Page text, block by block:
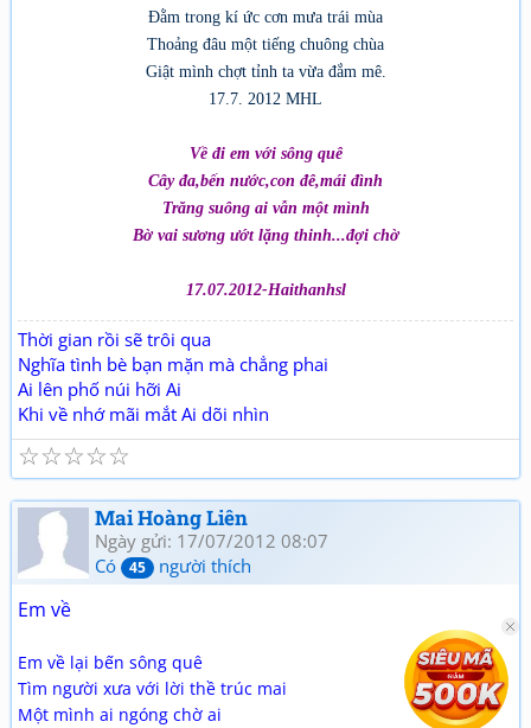
Đằm trong kí ức cơn mưa trái mùa
Thoảng đâu một tiếng chuông chùa
Giật mình chợt tỉnh ta vừa đắm mê.
17.7. 2012 MHL
Về đi em với sông quê
Cây đa,bến nước,con đê,mái đình
Trăng suông ai vẫn một mình
Bờ vai sương ướt lặng thinh...đợi chờ
17.07.2012-Haithanhsl
Thời gian rồi sẽ trôi qua
Nghĩa tình bè bạn mặn mà chẳng phai
Ai lên phố núi hỡi Ai
Khi về nhớ mãi mắt Ai dõi nhìn
☆
☆
☆
☆
☆
Mai Hoàng Liên
Ngày gửi: 17/07/2012 08:07
Có
45 người thích
Em về
Em về lại bến sông quê
Tìm người xưa với lời thề trúc mai
Một mình ai ngóng chờ ai